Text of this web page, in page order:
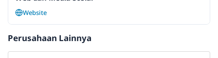
Website
Perusahaan Lainnya